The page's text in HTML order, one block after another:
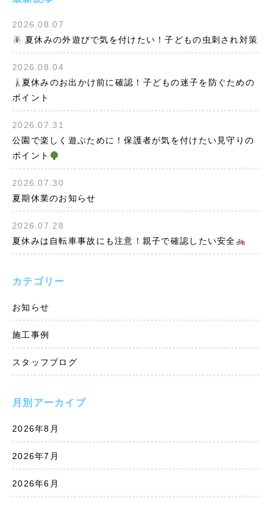
2026.08.07
夏休みの外遊びで気を付けたい！子どもの虫刺され対策
2026.08.04
夏休みのお出かけ前に確認！子どもの迷子を防ぐための
ポイント
2026.07.31
公園で楽しく遊ぶために！保護者が気を付けたい見守りの
ポイント
2026.07.30
夏期休業のお知らせ
2026.07.28
夏休みは自転車事故にも注意！親子で確認したい安全
カテゴリー
お知らせ
施工事例
スタッフブログ
月別アーカイブ
2026年8月
2026年7月
2026年6月